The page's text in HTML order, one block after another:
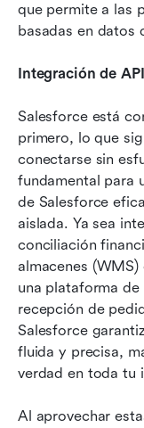
que permite a las
basadas en datos
Integración de
Salesforce está
primero, lo que
conectarse sin
fundamental para
de Salesforce
aislada. Ya sea
conciliación
almacenes
una plataforma
recepción de
Salesforce
fluida y precisa,
verdad en toda tu
Al aprovechar